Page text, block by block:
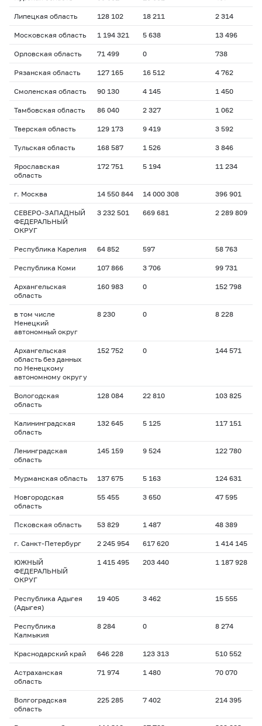
Липецкая область 128 102 18 211 2 314
Московская область 1 194 321 5 638 13 496
Орловская область 71 499 0 738
Рязанская область 127 165 16 512 4 762
Смоленская область 90 130 4 145 1 450
Тамбовская область 86 040 2 327 1 062
Тверская область 129 173 9 419 3 592
Тульская область 168 587 1 526 3 846
Ярославская
область
172 751 5 194 11 234
г. Москва 14 550 844 14 000 308 396 901
СЕВЕРО-ЗАПАДНЫЙ
ФЕДЕРАЛЬНЫЙ
ОКРУГ
3 232 501 669 681 2 289 809
Республика Карелия 64 852 597 58 763
Республика Коми 107 866 3 706 99 731
Архангельская
область
160 983 0 152 798
в том числе
Ненецкий
автономный округ
8 230 0 8 228
Архангельская
область без данных
по Ненецкому
автономному округу
152 752 0 144 571
Вологодская
область
128 084 22 810 103 825
Калининградская
область
132 645 5 125 117 151
Ленинградская
область
145 159 9 524 122 780
Мурманская область 137 675 5 163 124 631
Новгородская
область
55 455 3 650 47 595
Псковская область 53 829 1 487 48 389
г. Санкт-Петербург 2 245 954 617 620 1 414 145
ЮЖНЫЙ
ФЕДЕРАЛЬНЫЙ
ОКРУГ
1 415 495 203 440 1 187 928
Республика Адыгея
(Адыгея)
19 405 3 462 15 555
Республика
Калмыкия
8 284 0 8 274
Краснодарский край 646 228 123 313 510 552
Астраханская
область
71 974 1 480 70 070
Волгоградская
область
225 285 7 402 214 395